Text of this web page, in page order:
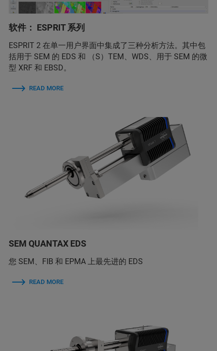
软件： ESPRIT 系列
ESPRIT 2 在单一用户界面中集成了三种分析方法。其中包
括用于 SEM 的 EDS 和 （S）TEM、WDS、用于 SEM 的微
型 XRF 和 EBSD。
READ MORE
SEM QUANTAX EDS
您 SEM、FIB 和 EPMA 上最先进的 EDS
READ MORE